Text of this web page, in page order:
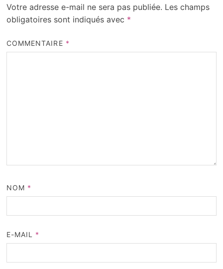
Votre adresse e-mail ne sera pas publiée. Les champs
obligatoires sont indiqués avec *
COMMENTAIRE *
NOM *
E-MAIL *